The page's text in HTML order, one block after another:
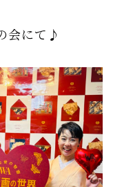
会にて♪